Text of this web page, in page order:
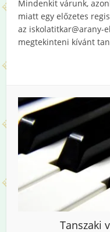
Mindenkit várunk,
miatt egy előzetes
az iskolatitkar@arany-
megtekinteni kívánt
Tanszaki